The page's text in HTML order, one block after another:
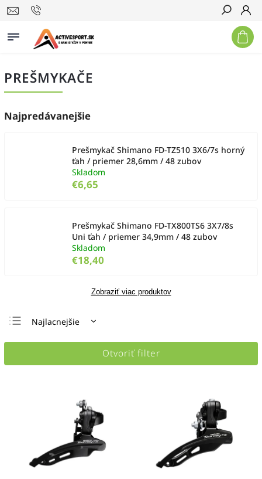
Hľadať
PREŠMYKAČE
Najpredávanejšie
Prešmykač Shimano FD-TZ510 3X6/7s horný
ťah / priemer 28,6mm / 48 zubov
Skladom
€6,65
Prešmykač Shimano FD-TX800TS6 3X7/8s
Uni ťah / priemer 34,9mm / 48 zubov
Skladom
€18,40
Zobraziť viac produktov
Najlacnejšie
Najdrahšie
Otvoriť filter